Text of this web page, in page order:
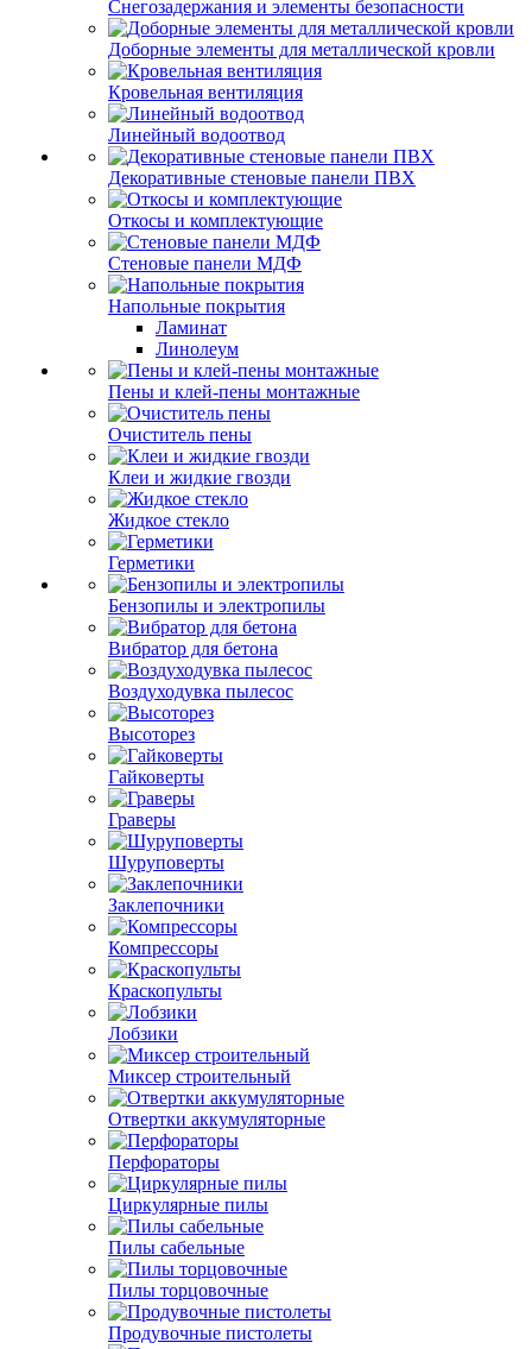
Снегозадержания и элементы безопасности
Доборные элементы для металлической кровли
Кровельная вентиляция
Линейный водоотвод
Декоративные стеновые панели ПВХ
Откосы и комплектующие
Стеновые панели МДФ
Напольные покрытия
Ламинат
Линолеум
Пены и клей-пены монтажные
Очиститель пены
Клеи и жидкие гвозди
Жидкое стекло
Герметики
Бензопилы и электропилы
Вибратор для бетона
Воздуходувка пылесос
Высоторез
Гайковерты
Граверы
Шуруповерты
Заклепочники
Компрессоры
Краскопульты
Лобзики
Миксер строительный
Отвертки аккумуляторные
Перфораторы
Циркулярные пилы
Пилы сабельные
Пилы торцовочные
Продувочные пистолеты